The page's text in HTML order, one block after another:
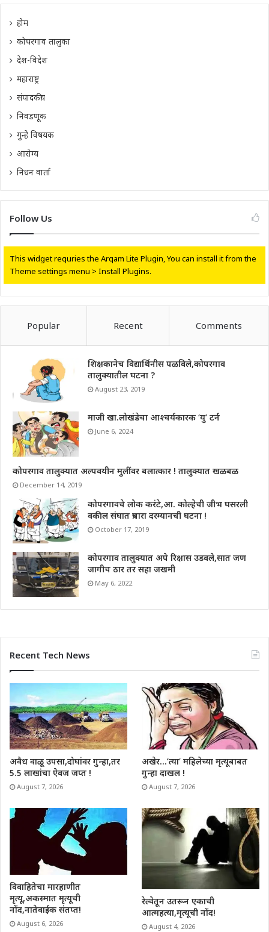
होम
कोपरगाव तालुका
देश-विदेश
महाराष्ट्र
संपादकीय
निवडणूक
गुन्हे विषयक
आरोग्य
निधन वार्ता
Follow Us
This widget requries the Arqam Lite Plugin, You can install it from the
Theme settings menu > Install Plugins.
Popular Recent Comments
शिक्षकानेच विद्यार्थिनीस पळविले,कोपरगाव
तालुक्यातील घटना ?
August 23, 2019
माजी खा.लोखंडेचा आश्चर्यकारक ‘यु’ टर्न
June 6, 2024
कोपरगाव तालुक्यात अल्पवयीन मुलींवर बलात्कार ! तालुक्यात खळबळ
December 14, 2019
कोपरगावचे लोक करंटे,आ. कोल्हेची जीभ घसरली
वकील संघात प्रचारा दरम्यानची घटना !
October 17, 2019
कोपरगाव तालुक्यात अपे रिक्षास उडवले,सात जण
जागीच ठार तर सहा जखमी
May 6, 2022
Recent Tech News
अवैध वाळू उपसा,दोघांवर गुन्हा,तर
5.5 लाखांचा ऐवज जप्त !
August 7, 2026
अखेर…’त्या’ महिलेच्या मृत्यूबाबत
गुन्हा दाखल !
August 7, 2026
विवाहितेचा मारहाणीत
मृत्यू,अकस्मात मृत्यूची
नोंद,नातेवाईक संतप्त!
August 6, 2026
रेल्वेतून उतरून एकाची
आत्महत्या,मृत्यूची नोंद!
August 4, 2026